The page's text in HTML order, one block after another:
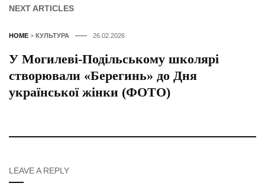
NEXT ARTICLES
HOME > КУЛЬТУРА 26.02.2026
У Могилеві-Подільському школярі
створювали «Берегинь» до Дня
української жінки (ФОТО)
LEAVE A REPLY